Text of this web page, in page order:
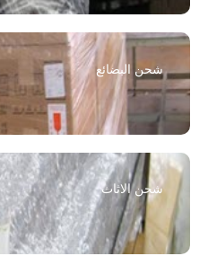
شحن البضائع
شحن الاثاث